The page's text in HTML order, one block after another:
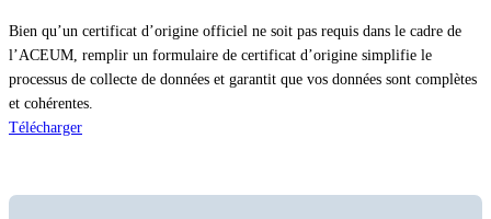
Bien qu’un certificat d’origine officiel ne soit pas requis dans le cadre de
l’ACEUM, remplir un formulaire de certificat d’origine simplifie le
processus de collecte de données et garantit que vos données sont complètes
et cohérentes.
Télécharger